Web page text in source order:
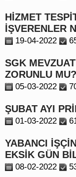
HİZMET
İŞVERENLER
19-04-2022
SGK
ZORUNLU MU?
05-03-2022
ŞUBAT AYI
01-03-2022
YABANCI
EKSİK GÜN
08-02-2022